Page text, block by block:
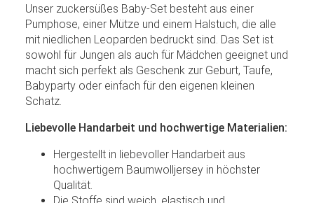
Unser zuckersüßes Baby-Set besteht aus einer
Pumphose, einer Mütze und einem Halstuch, die alle
mit niedlichen Leoparden bedruckt sind. Das Set ist
sowohl für Jungen als auch für Mädchen geeignet und
macht sich perfekt als Geschenk zur Geburt, Taufe,
Babyparty oder einfach für den eigenen kleinen
Schatz.
Liebevolle Handarbeit und hochwertige Materialien:
Hergestellt in liebevoller Handarbeit aus
hochwertigem Baumwolljersey in höchster
Qualität.